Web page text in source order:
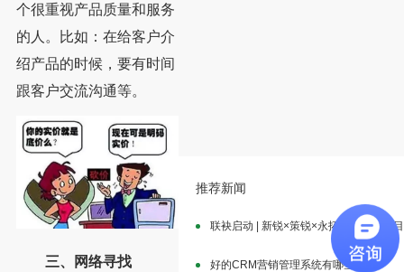
个很重视产品质量和服务
的人。比如：在给客户介
绍产品的时候，要有时间
跟客户交流沟通等。
三、网络寻找
推荐新闻
联袂启动 | 新锐×策锐×永拓，数字化项
好的CRM营销管理系统有哪些特点